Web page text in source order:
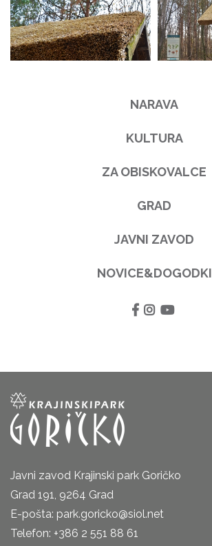
NARAVA
KULTURA
ZA OBISKOVALCE
GRAD
JAVNI ZAVOD
NOVICE&DOGODKI
Javni zavod Krajinski park Goričko
Grad 191, 9264 Grad
E-pošta: park.goricko@siol.net
Telefon: +386 2 551 88 61